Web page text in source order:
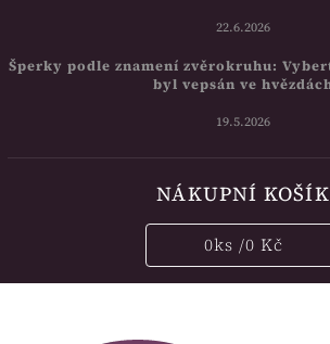
22.6.2026
Šperky podle znamení zvěrokruhu:
byl vepsán ve
19.5.2026
NÁKUPNÍ KOŠÍK
0ks /0 Kč